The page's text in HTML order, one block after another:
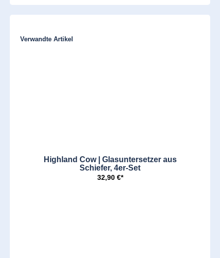
Produktgalerie überspringen
Verwandte Artikel
Highland Cow | Glasuntersetzer aus
Schiefer, 4er-Set
32,90 €*